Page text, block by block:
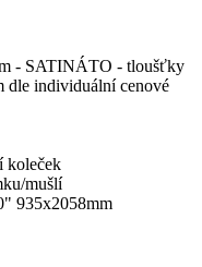
- SATINÁTO - tloušťky
dle individuální cenové
koleček
mušlí
935x2058mm